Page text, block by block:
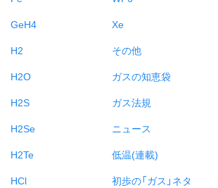
GeH4
H2
H2O
H2S
H2Se
H2Te
HCl
Xe
その他
ガスの知恵袋
ガス法規
ニュース
低温(連載)
初歩の「ガス」ネタ